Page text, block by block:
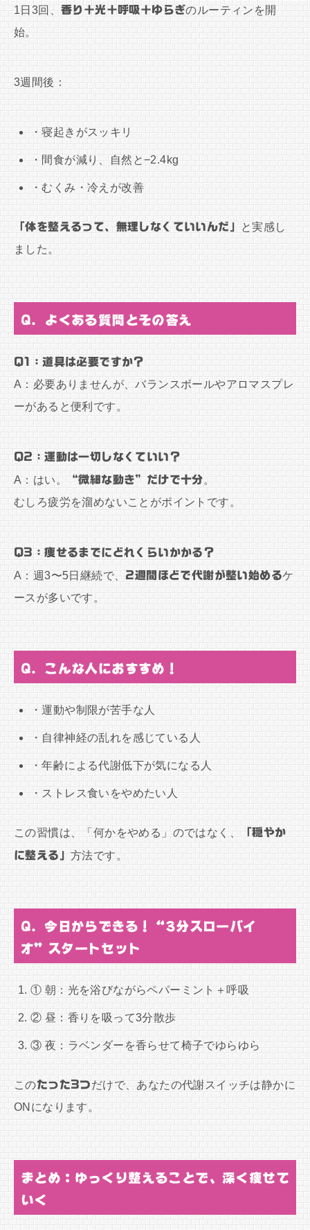
1日3回、 香り＋光＋呼吸＋ゆらぎのルーティンを開
始。
3週間後：
・寝起きがスッキリ
・間食が減り、自然と−2.4kg
・むくみ・冷えが改善
「体を整えるって、無理しなくていいんだ」
と実感し
ました。
Q. よくある質問とその答え
Q1：道具は必要ですか？
A：必要ありませんが、バランスボールやアロマスプレ
ーがあると便利です。
Q2：運動は一切しなくていい？
A：はい。 “微細な動き”だけで十分。
むしろ疲労を溜めないことがポイントです。
Q3：痩せるまでにどれくらいかかる？
A：週3〜5日継続で、 2週間ほどで代謝が整い始めるケ
ースが多いです。
Q. こんな人におすすめ！
・運動や制限が苦手な人
・自律神経の乱れを感じている人
・年齢による代謝低下が気になる人
・ストレス食いをやめたい人
この習慣は、「何かをやめる」のではなく、 「穏やか
に整える」 方法です。
Q. 今日からできる！“3分スローバイ
オ”スタートセット
① 朝：光を浴びながらペパーミント＋呼吸
② 昼：香りを吸って3分散歩
③ 夜：ラベンダーを香らせて椅子でゆらゆら
このたった3つだけで、あなたの代謝スイッチは静かに
ONになります。
まとめ：ゆっくり整えることで、深く痩せて
いく